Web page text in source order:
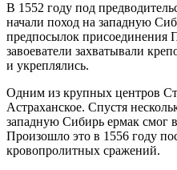
В 1552 году под
начали поход на западную
предпосылок присоединения
завоеватели захватывали
и укреплялись.
Одним из крупных центров
Астраханское. Спустя
западную Сибирь ермак смог
Произошло это в 1556 году
кровопролитных сражений.